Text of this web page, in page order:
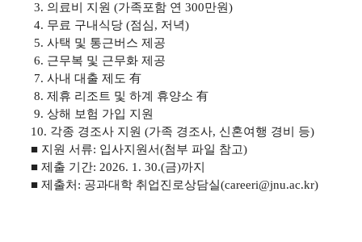
3. 의료비 지원 (가족포함 연 300만원)
4. 무료 구내식당 (점심, 저녁)
5. 사택 및 통근버스 제공
6. 근무복 및 근무화 제공
7. 사내 대출 제도 有
8. 제휴 리조트 및 하계 휴양소 有
9. 상해 보험 가입 지원
10. 각종 경조사 지원 (가족 경조사, 신혼여행 경비 등)
■ 지원 서류: 입사지원서(첨부 파일 참고)
■ 제출 기간: 2026. 1. 30.(금)까지
■ 제출처: 공과대학 취업진로상담실(careeri@jnu.ac.kr)